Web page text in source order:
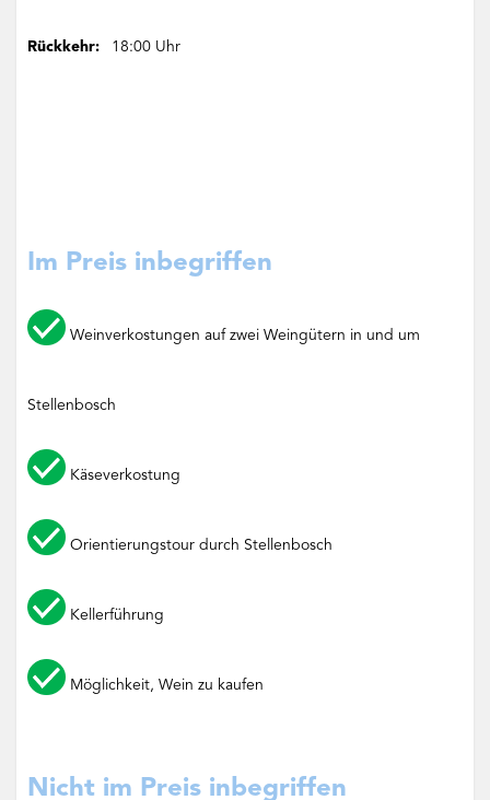
Rückkehr: 18:00 Uhr
Im Preis inbegriffen
Weinverkostungen auf zwei Weingütern in und um
Stellenbosch
Käseverkostung
Orientierungstour durch Stellenbosch
Kellerführung
Möglichkeit, Wein zu kaufen
Nicht im Preis inbegriffen